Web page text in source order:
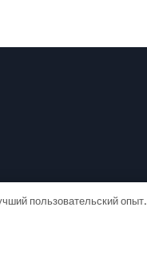
пользовательский опыт.